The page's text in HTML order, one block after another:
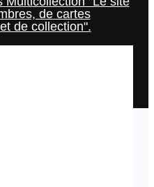
de cartes
de collection".